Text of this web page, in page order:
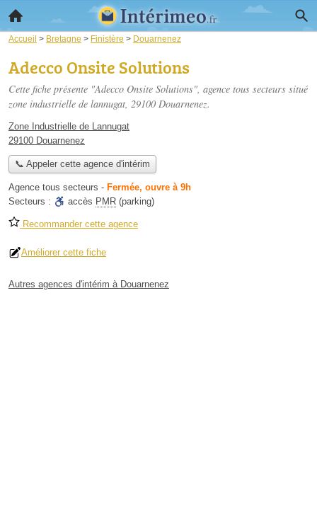
Accueil > Bretagne > Finistère > Douarnenez
Adecco Onsite Solutions
Cette fiche présente "Adecco Onsite Solutions", agence tous secteurs situé
zone industrielle de lannugat, 29100 Douarnenez.
Zone Industrielle de Lannugat
29100 Douarnenez
📞 Appeler cette agence d'intérim
Agence tous secteurs - Fermée, ouvre à 9h
Secteurs :
accès PMR (parking)
Recommander cette agence
Améliorer cette fiche
Autres agences d'intérim à Douarnenez